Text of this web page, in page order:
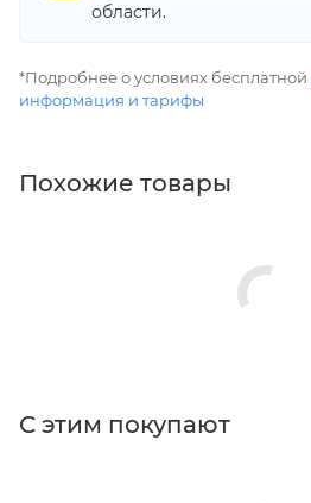
области.
*Подробнее о условиях бесплатной
информация и тарифы
Похожие товары
С этим покупают